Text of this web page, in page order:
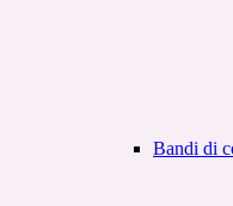
Bandi di